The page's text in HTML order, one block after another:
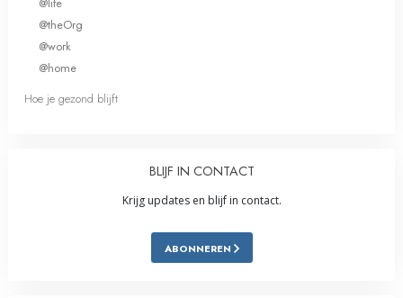
@theOrg
@work
@home
Hoe je gezond blijft
BLIJF IN CONTACT
Krijg updates en blijf in contact.
ABONNEREN